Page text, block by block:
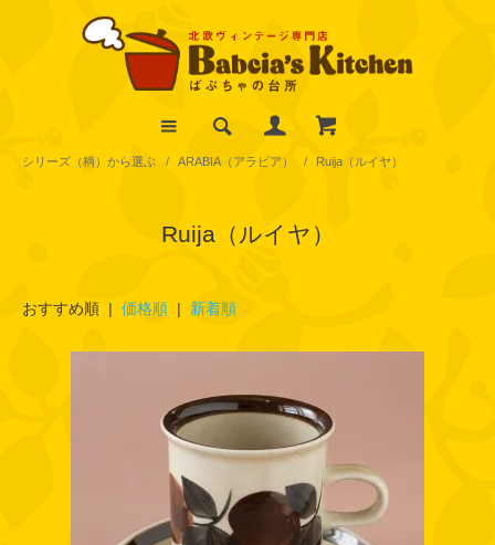
シリーズ（柄）から選ぶ / ARABIA（アラビア） / Ruija（ルイヤ）
Ruija（ルイヤ）
おすすめ順 | 価格順 | 新着順